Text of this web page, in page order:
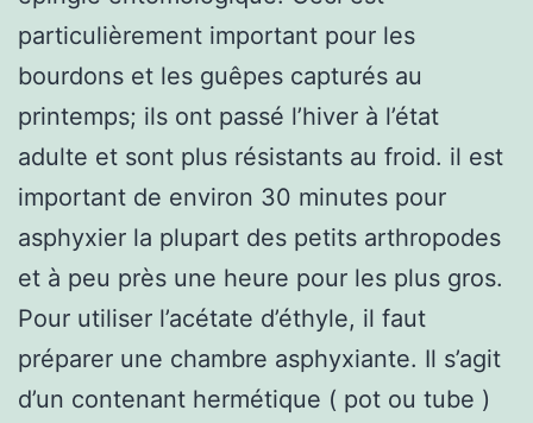
particulièrement important pour les
bourdons et les guêpes capturés au
printemps; ils ont passé l’hiver à l’état
adulte et sont plus résistants au froid. il est
important de environ 30 minutes pour
asphyxier la plupart des petits arthropodes
et à peu près une heure pour les plus gros.
Pour utiliser l’acétate d’éthyle, il faut
préparer une chambre asphyxiante. Il s’agit
d’un contenant hermétique ( pot ou tube )